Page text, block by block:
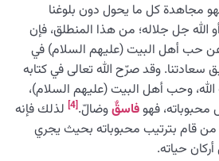
مجاهدة كل ما يحول دون بلوغنا
الله جل جلاله؛ من هذا المنطلق، فإن
حب أهل البيت (عليهم السلام) في
سعادتنا. وقد صرّح الله تعالى في كتابه
وحب أهل البيت (عليهم السلام)،
فهوفاسقٌوضالّ.[4]
لذلك فإنه
من قام بترتيب محبوباته بحيث يجري
حياته.